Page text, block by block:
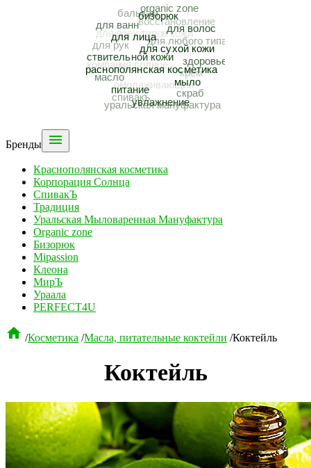
Бренды 
Краснополянская косметика
Корпорация Солнца
СпивакЪ
Традиция
Уральская Мыловаренная Мануфактура
Organic zone
Бизорюк
Mipassion
Клеона
МирЪ
Ураала
PERFECT4U
 /Косметика /Масла, питательные коктейли /Коктейль
Коктейль